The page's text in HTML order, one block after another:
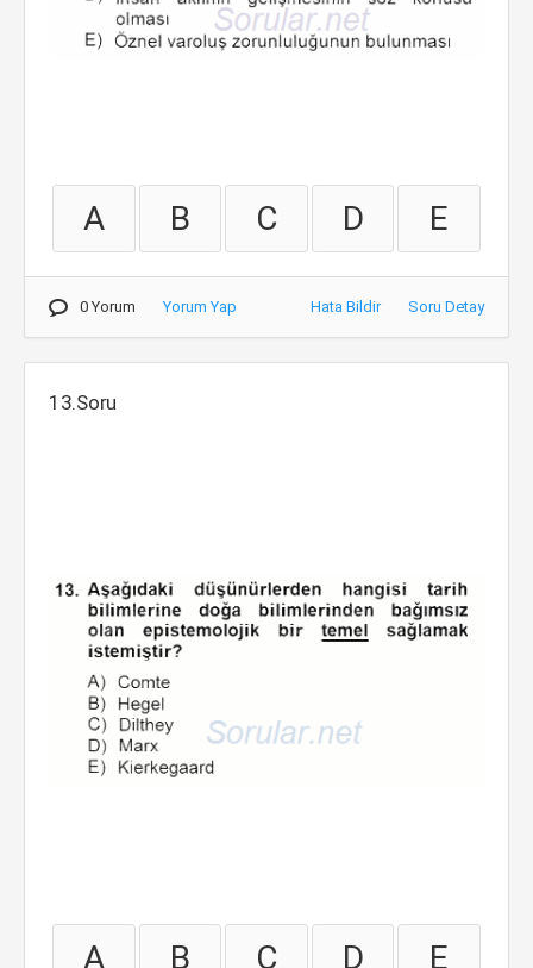
A B C D E
0 Yorum Yorum Yap Hata Bildir Soru Detay
13.Soru
A B C D E